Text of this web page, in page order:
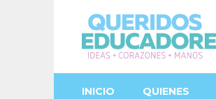
INICIO
QUIENES